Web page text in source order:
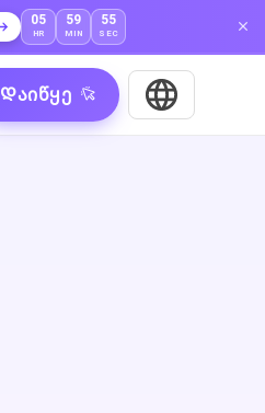
05
HR
59
MIN
53
SEC
Დაიწყე